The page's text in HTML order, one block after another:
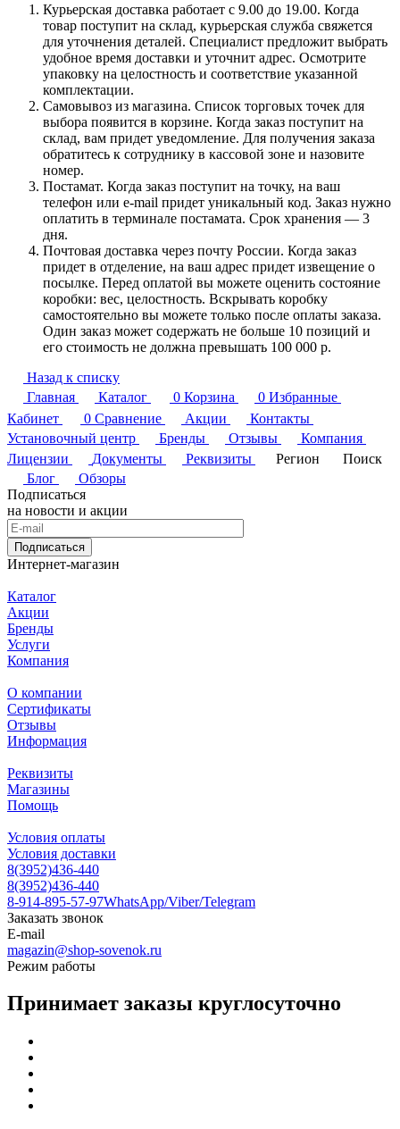
Курьерская доставка работает с 9.00 до 19.00. Когда
товар поступит на склад, курьерская служба свяжется
для уточнения деталей. Специалист предложит выбрать
удобное время доставки и уточнит адрес. Осмотрите
упаковку на целостность и соответствие указанной
комплектации.
Самовывоз из магазина. Список торговых точек для
выбора появится в корзине. Когда заказ поступит на
склад, вам придет уведомление. Для получения заказа
обратитесь к сотруднику в кассовой зоне и назовите
номер.
Постамат. Когда заказ поступит на точку, на ваш
телефон или e-mail придет уникальный код. Заказ нужно
оплатить в терминале постамата. Срок хранения — 3
дня.
Почтовая доставка через почту России. Когда заказ
придет в отделение, на ваш адрес придет извещение о
посылке. Перед оплатой вы можете оценить состояние
коробки: вес, целостность. Вскрывать коробку
самостоятельно вы можете только после оплаты заказа.
Один заказ может содержать не больше 10 позиций и
его стоимость не должна превышать 100 000 р.
Назад к списку
Главная
Каталог 0 Корзина 0 Избранные
Кабинет
0 Сравнение Акции
Контакты
Установочный центр
Бренды Отзывы
Компания
Лицензии
Документы Реквизиты Регион
Поиск
Блог
Обзоры
Подписаться
на новости и акции
Подписаться
Интернет-магазин
Каталог
Акции
Бренды
Услуги
Компания
О компании
Сертификаты
Отзывы
Информация
Реквизиты
Магазины
Помощь
Условия оплаты
Условия доставки
8(3952)436-440
8(3952)436-440
8-914-895-57-97WhatsApp/Viber/Telegram
Заказать звонок
E-mail
magazin@shop-sovenok.ru
Режим работы
Принимает заказы круглосуточно